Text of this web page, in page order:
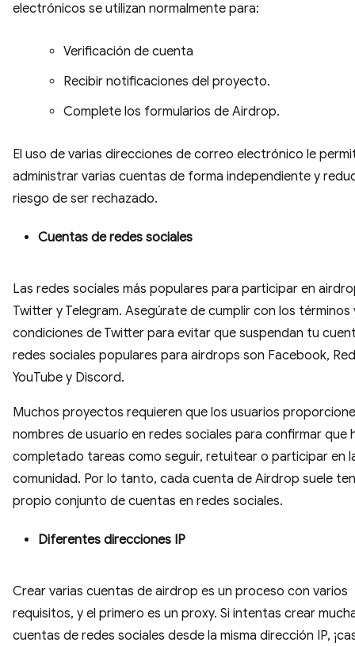
electrónicos se utilizan normalmente para:
Verificación de cuenta
Recibir notificaciones del proyecto.
Complete los formularios de Airdrop.
El uso de varias direcciones de correo electrónico le
administrar varias cuentas de forma independiente y
riesgo de ser rechazado.
Cuentas de redes sociales
Las redes sociales más populares para participar en
Twitter y Telegram. Asegúrate de cumplir con los términos
condiciones de Twitter para evitar que suspendan tu
redes sociales populares para airdrops son Facebook,
YouTube y Discord.
Muchos proyectos requieren que los usuarios
nombres de usuario en redes sociales para confirmar que
completado tareas como seguir, retuitear o participar en
comunidad. Por lo tanto, cada cuenta de Airdrop suele
propio conjunto de cuentas en redes sociales.
Diferentes direcciones IP
Crear varias cuentas de airdrop es un proceso con varios
requisitos, y el primero es un proxy. Si intentas crear
cuentas de redes sociales desde la misma dirección IP,